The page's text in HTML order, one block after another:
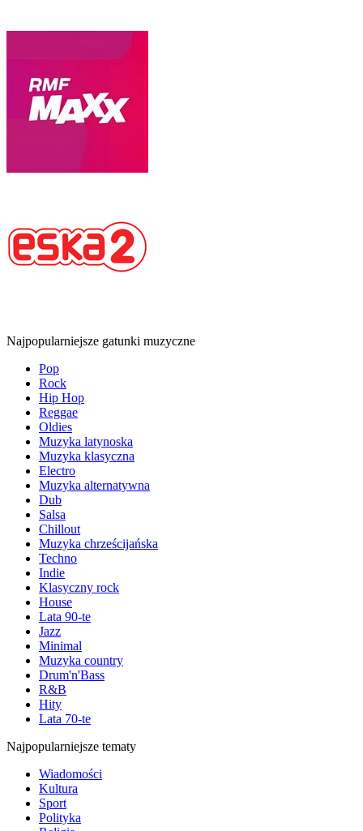
Najpopularniejsze gatunki muzyczne
Pop
Rock
Hip Hop
Reggae
Oldies
Muzyka latynoska
Muzyka klasyczna
Electro
Muzyka alternatywna
Dub
Salsa
Chillout
Muzyka chrześcijańska
Techno
Indie
Klasyczny rock
House
Lata 90-te
Jazz
Minimal
Muzyka country
Drum'n'Bass
R&B
Hity
Lata 70-te
Najpopularniejsze tematy
Wiadomości
Kultura
Sport
Polityka